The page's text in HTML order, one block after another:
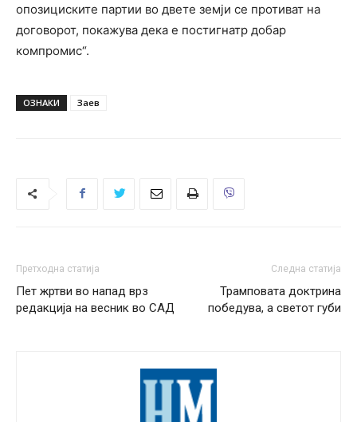
опозициските партии во двете земји се противат на
договорот, покажува дека е постигнатр добар
компромис“.
ОЗНАКИ Заев
Претходна статија
Пет жртви во напад врз
редакција на весник во САД
Следна статија
Трамповата доктрина
победува, а светот губи